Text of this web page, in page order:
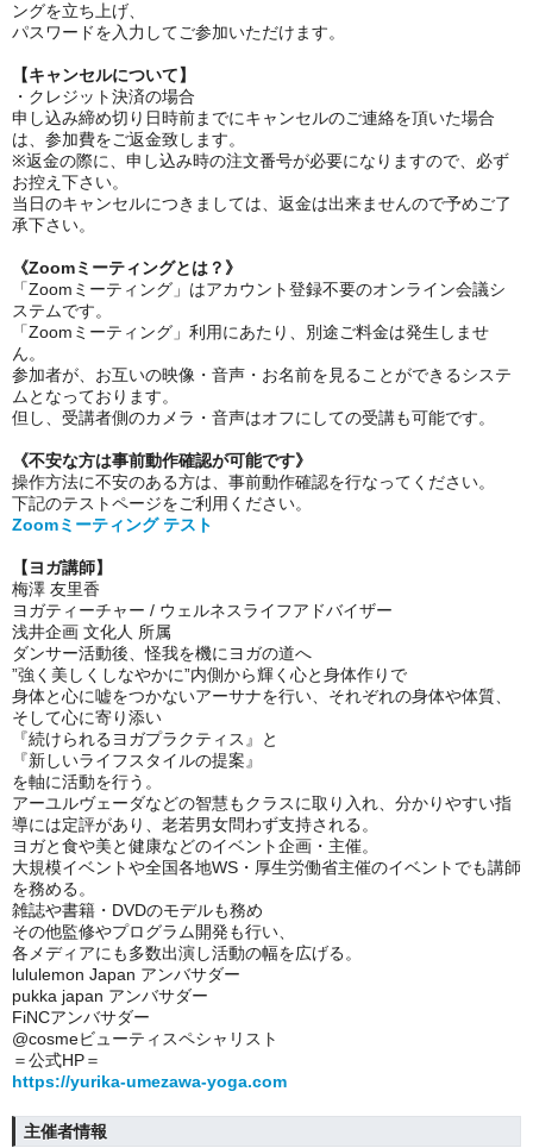
ングを立ち上げ、
パスワードを入力してご参加いただけます。
【キャンセルについて】
・クレジット決済の場合
申し込み締め切り日時前までにキャンセルのご連絡を頂いた場合
は、参加費をご返金致します。
※返金の際に、申し込み時の注文番号が必要になりますので、必ず
お控え下さい。
当日のキャンセルにつきましては、返金は出来ませんので予めご了
承下さい。
《Zoomミーティングとは？》
「Zoomミーティング」はアカウント登録不要のオンライン会議シ
ステムです。
「Zoomミーティング」利用にあたり、別途ご料金は発生しませ
ん。
参加者が、お互いの映像・音声・お名前を見ることができるシステ
ムとなっております。
但し、受講者側のカメラ・音声はオフにしての受講も可能です。
《不安な方は事前動作確認が可能です》
操作方法に不安のある方は、事前動作確認を行なってください。
下記のテストページをご利用ください。
Zoomミーティング テスト
【ヨガ講師】
梅澤 友里香
ヨガティーチャー / ウェルネスライフアドバイザー
浅井企画 文化人 所属
ダンサー活動後、怪我を機にヨガの道へ
”強く美しくしなやかに”内側から輝く心と身体作りで
身体と心に嘘をつかないアーサナを行い、それぞれの身体や体質、
そして心に寄り添い
『続けられるヨガプラクティス』と
『新しいライフスタイルの提案』
を軸に活動を行う。
アーユルヴェーダなどの智慧もクラスに取り入れ、分かりやすい指
導には定評があり、老若男女問わず支持される。
ヨガと食や美と健康などのイベント企画・主催。
大規模イベントや全国各地WS・厚生労働省主催のイベントでも講師
を務める。
雑誌や書籍・DVDのモデルも務め
その他監修やプログラム開発も行い、
各メディアにも多数出演し活動の幅を広げる。
lululemon Japan アンバサダー
pukka japan アンバサダー
FiNCアンバサダー
@cosmeビューティスペシャリスト
＝公式HP＝
https://yurika-umezawa-yoga.com
主催者情報